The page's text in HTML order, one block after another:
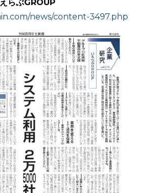
て プラン紹介･制作の流れ
ホームページ制作実績
らぶGROUP
news/content-3497.php